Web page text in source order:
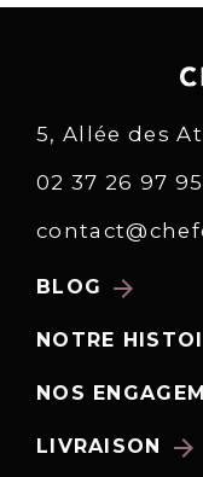
5, Allée des
02 37 26 97 95
BLOG arrow_forward
NOTRE
NOS
LIVRAISON arrow_forward